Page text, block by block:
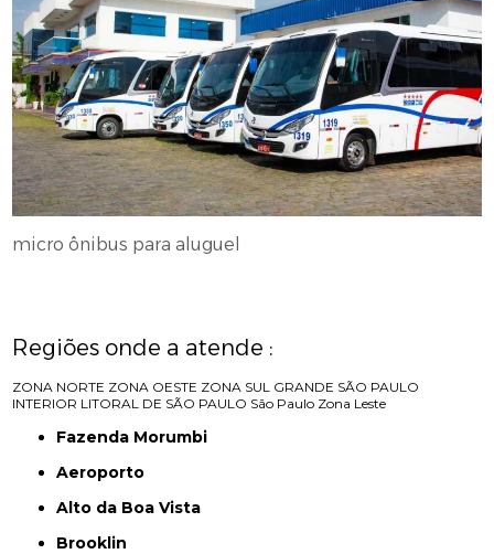
micro ônibus para aluguel
Regiões onde a atende :
ZONA NORTE ZONA OESTE ZONA SUL GRANDE SÃO PAULO
INTERIOR LITORAL DE SÃO PAULO São Paulo Zona Leste
Fazenda Morumbi
Aeroporto
Alto da Boa Vista
Brooklin